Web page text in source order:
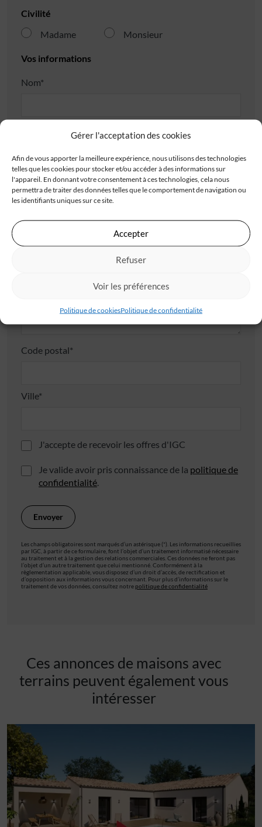
Gérer l'acceptation des cookies
Afin de vous apporter la meilleure expérience, nous utilisons des technologies
telles que les cookies pour stocker et/ou accéder à des informations sur
l'appareil. En donnant votre consentement à ces technologies, cela nous
permettra de traiter des données telles que le comportement de navigation ou
les identifiants uniques sur ce site.
Accepter
Refuser
Voir les préférences
Politique de cookiesPolitique de confidentialité
Civilité
Madame
Monsieur
Vos informations
Nom*
Téléphone*
E-mail*
Code postal*
Ville*
J'accepte de recevoir les offres d'IGC
Je valide avoir pris connaissance de la politique de
confidentialité
Les champs obligatoires sont marqués d’un astérisque (*). Les informations recueillies
par IGC, à partir de ce formulaire, font l’objet d’un traitement informatisé nécessaire
au traitement et à la gestion des relations commerciales. Ces données ne feront pas
l’objet d’un autre traitement que celui mentionné. Conformément à la
règlementation applicable, vous disposez d’un droit d’accès, de rectification et
d’opposition aux informations vous concernant. Pour plus d’informations sur le
traitement de vos données, consultez notre politique de confidentialité
Ces annonces de maisons avec
terrains peuvent également vous
intéresser